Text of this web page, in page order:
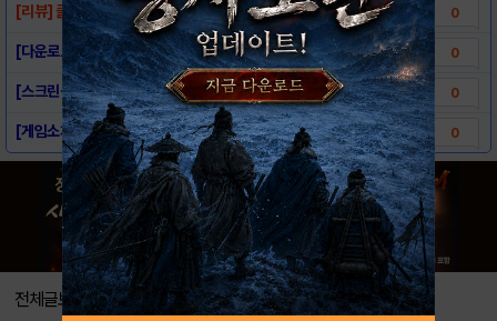
[리뷰] 클래식 fps의 귀환, 오픈파이어 0
[다운로드링크] - 오픈파이어 0
[스크린샷] - 오픈파이어 0
[게임소개] - 오픈파이어 0
전체글보기